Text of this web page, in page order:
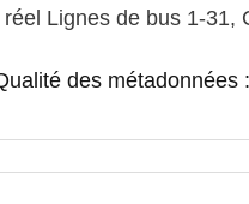
Lignes de bus 1-31,
des métadonnées :
des métadonnées :